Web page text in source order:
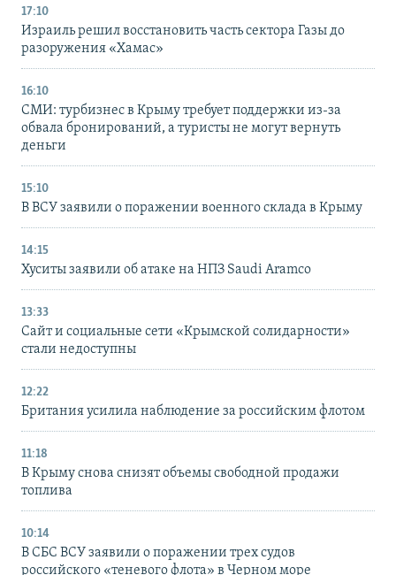
17:10
Израиль решил восстановить часть сектора Газы до
разоружения «Хамас»
16:10
СМИ: турбизнес в Крыму требует поддержки из-за
обвала бронирований, а туристы не могут вернуть
деньги
15:10
В ВСУ заявили о поражении военного склада в Крыму
14:15
Хуситы заявили об атаке на НПЗ Saudi Aramco
13:33
Сайт и социальные сети «Крымской солидарности»
стали недоступны
12:22
Британия усилила наблюдение за российским флотом
11:18
В Крыму снова снизят объемы свободной продажи
топлива
10:14
В СБС ВСУ заявили о поражении трех судов
российского «теневого флота» в Черном море